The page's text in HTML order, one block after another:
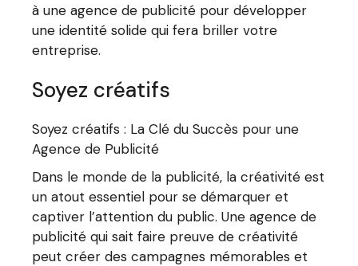
à une agence de publicité pour développer
une identité solide qui fera briller votre
entreprise.
Soyez créatifs
Soyez créatifs : La Clé du Succès pour une
Agence de Publicité
Dans le monde de la publicité, la créativité est
un atout essentiel pour se démarquer et
captiver l’attention du public. Une agence de
publicité qui sait faire preuve de créativité
peut créer des campagnes mémorables et